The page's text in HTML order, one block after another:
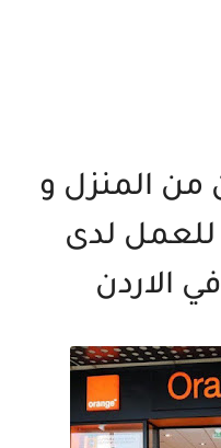
المنزل و
للعمل لدى
الاردن